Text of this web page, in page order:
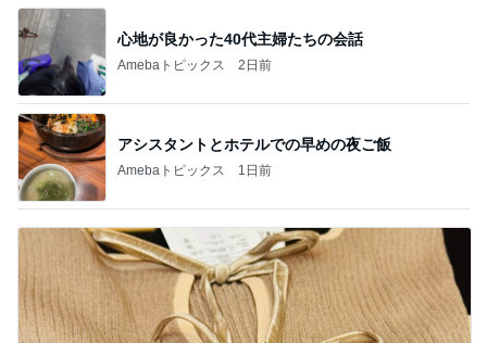
心地が良かった40代主婦たちの会話
Amebaトピックス 2日前
アシスタントとホテルでの早めの夜ご飯
Amebaトピックス 1日前